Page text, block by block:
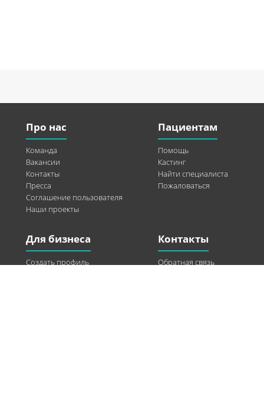
Про нас
Команда
Вакансии
Контакты
Пресса
Соглашение пользователя
Наши проекты
Пациентам
Помощь
Кастинг
Найти специалиста
Пожаловаться
Для бизнеса
Создать профиль
Контакты
Обратная связь